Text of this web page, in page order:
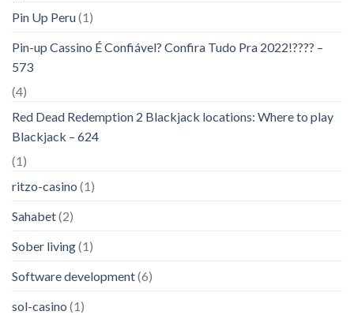
Pin Up Peru(1)
Pin-up Cassino É Confiável? Confira Tudo Pra 2022!???? –
573
(4)
Red Dead Redemption 2 Blackjack locations: Where to play
Blackjack – 624
(1)
ritzo-casino (1)
Sahabet(2)
Sober living(1)
Software development(6)
sol-casino (1)